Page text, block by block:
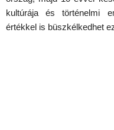
kultúrája és történelmi
értékkel is büszkélkedhet